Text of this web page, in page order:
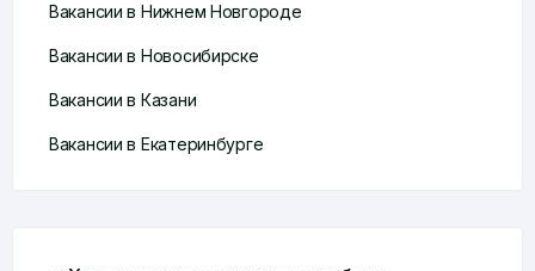
Вакансии в Нижнем Новгороде
Вакансии в Новосибирске
Вакансии в Казани
Вакансии в Екатеринбурге